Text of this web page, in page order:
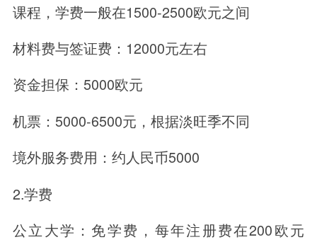
课程，学费一般在1500-2500欧元之间
材料费与签证费：12000元左右
资金担保：5000欧元
机票：5000-6500元，根据淡旺季不同
境外服务费用：约人民币5000
2.学费
公立大学：免学费，每年注册费在200欧元